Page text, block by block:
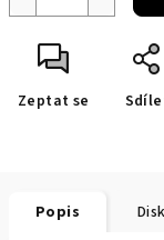
Zeptat se
Popis